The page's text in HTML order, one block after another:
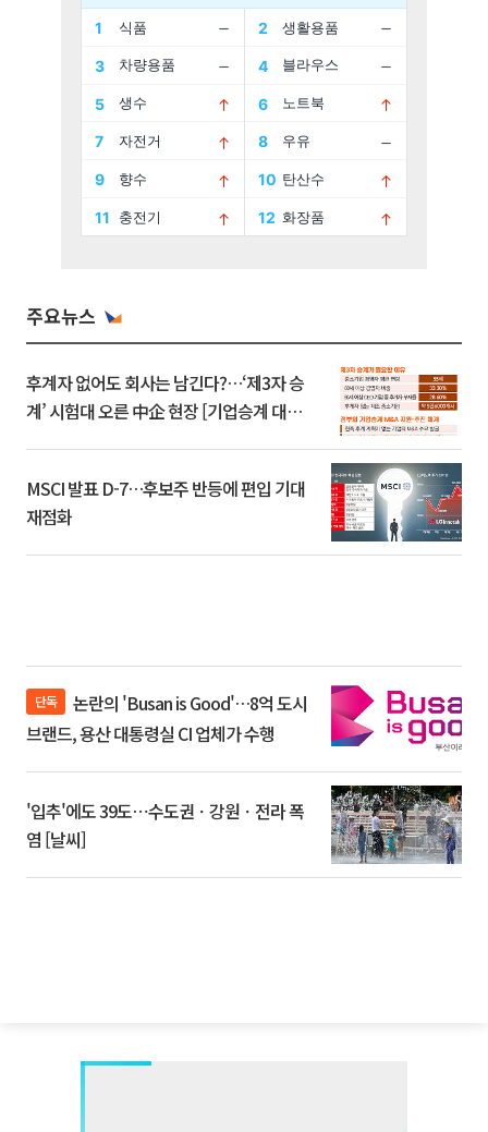
주요뉴스
후계자 없어도 회사는 남긴다?…‘제3자 승
계’ 시험대 오른 中企 현장 [기업승계 대전
MSCI 발표 D-7…후보주 반등에 편입 기대
재점화
단독
브랜드, 용산 대통령실 CI 업체가 수행
'입추'에도 39도⋯수도권ㆍ강원ㆍ전라 폭
염 [날씨]